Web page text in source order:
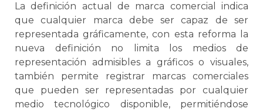
La definición actual de marca comercial indica
que cualquier marca debe ser capaz de ser
representada gráficamente, con esta reforma la
nueva definición no limita los medios de
representación admisibles a gráficos o visuales,
también permite registrar marcas comerciales
que pueden ser representadas por cualquier
medio tecnológico disponible, permitiéndose